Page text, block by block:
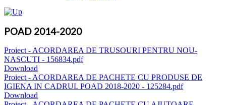
POAD 2014-2020
Proiect - ACORDAREA DE TRUSOURI PENTRU NOU-
NASCUTI - 156834.pdf
Download
Proiect - ACORDAREA DE PACHETE CU PRODUSE DE
IGIENA IN CADRUL POAD 2018-2020 - 125284.pdf
Download